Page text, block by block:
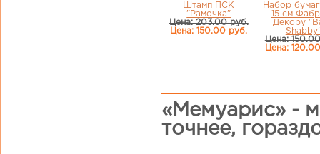
Штамп ПСК
"Рамочка"
Цена: 203.00 руб.
Цена: 150.00 руб.
Набор
15 см
Декору
Цена:
Цена:
«Мемуарис» -
точнее,